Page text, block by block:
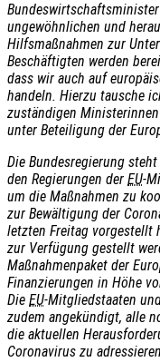
ungewöhnlichen und
Hilfsmaßnahmen zur
Beschäftigten werden
dass wir auch auf
handeln. Hierzu tausche
zuständigen
unter Beteiligung der
Die Bundesregierung
den Regierungen der EU-
um die Maßnahmen zu
zur Bewältigung der
letzten Freitag vorgestellt
zur Verfügung gestellt
Maßnahmenpaket der
Finanzierungen in Höhe
Die EU-Mitgliedstaaten
zudem angekündigt, alle
die aktuellen
Coronavirus zu